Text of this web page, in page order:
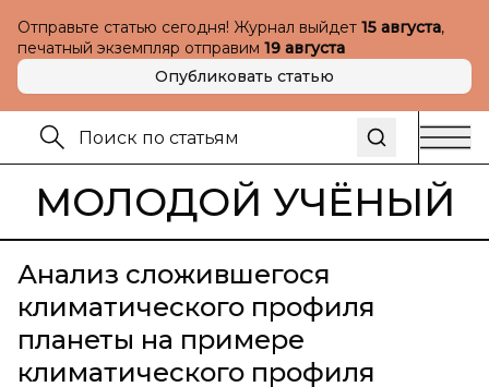
Отправьте статью сегодня! Журнал выйдет 15 августа,
печатный экземпляр отправим 19 августа
Опубликовать статью
МОЛОДОЙ УЧЁНЫЙ
Анализ сложившегося
климатического профиля
планеты на примере
климатического профиля